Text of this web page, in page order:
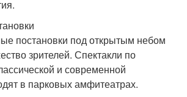
постановки под открытым небом
зрителей. Спектакли по
и современной
в парковых амфитеатрах.